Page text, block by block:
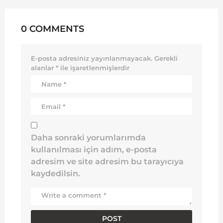
0 COMMENTS
E-posta adresiniz yayınlanmayacak. Gerekli
alanlar * ile işaretlenmişlerdir
Daha sonraki yorumlarımda
kullanılması için adım, e-posta
adresim ve site adresim bu tarayıcıya
kaydedilsin.